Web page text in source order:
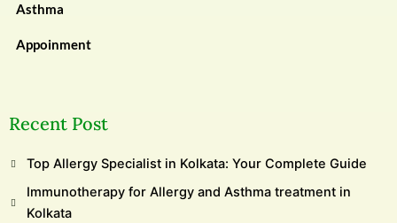
Asthma
Appoinment
Recent Post
Top Allergy Specialist in Kolkata: Your Complete Guide
Immunotherapy for Allergy and Asthma treatment in
Kolkata